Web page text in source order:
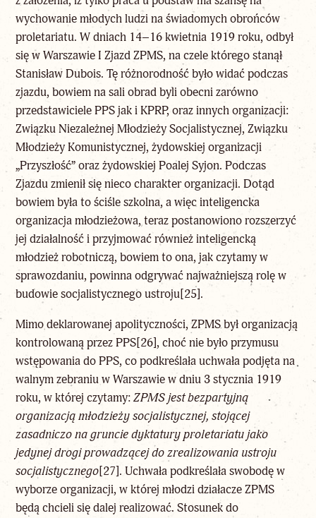
wychowanie młodych ludzi na świadomych obrońców
proletariatu. W dniach 14–16 kwietnia 1919 roku, odbył
się w Warszawie I Zjazd ZPMS, na czele którego stanął
Stanisław Dubois. Tę różnorodność było widać podczas
zjazdu, bowiem na sali obrad byli obecni zarówno
przedstawiciele PPS jak i KPRP, oraz innych organizacji:
Związku Niezależnej Młodzieży Socjalistycznej, Związku
Młodzieży Komunistycznej, żydowskiej organizacji
„Przyszłość” oraz żydowskiej Poalej Syjon. Podczas
Zjazdu zmienił się nieco charakter organizacji. Dotąd
bowiem była to ściśle szkolna, a więc inteligencka
organizacja młodzieżowa, teraz postanowiono rozszerzyć
jej działalność i przyjmować również inteligencką
młodzież robotniczą, bowiem to ona, jak czytamy w
sprawozdaniu, powinna odgrywać najważniejszą rolę w
budowie socjalistycznego ustroju[25].
Mimo deklarowanej apolityczności, ZPMS był organizacją
kontrolowaną przez PPS[26], choć nie było przymusu
wstępowania do PPS, co podkreślała uchwała podjęta na
walnym zebraniu w Warszawie w dniu 3 stycznia 1919
roku, w której czytamy:ZPMS jest bezpartyjną
organizacją młodzieży socjalistycznej, stojącej
zasadniczo na gruncie dyktatury proletariatu jako
jedynej drogi prowadzącej do zrealizowania ustroju
socjalistycznego[27]. Uchwała podkreślała swobodę w
wyborze organizacji, w której młodzi działacze ZPMS
będą chcieli się dalej realizować. Stosunek do